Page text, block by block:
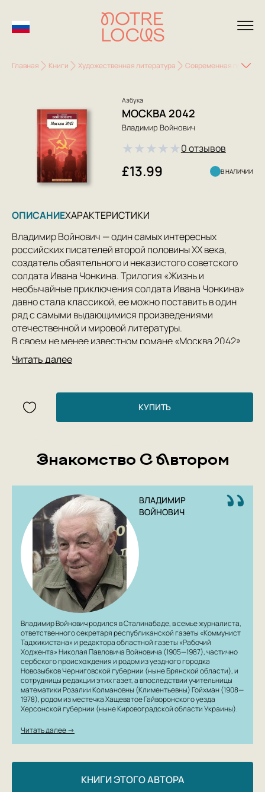
Главная Книги Художественная литература Современная проза
Азбука
МОСКВА 2042
Владимир Войнович
★★★★★0 отзывов
£13.99 В НАЛИЧИИ
ОПИСАНИЕХАРАКТЕРИСТИКИ
Владимир Войнович — один самых интересных
российских писателей второй половины ХХ века,
создатель обаятельного и неказистого советского
солдата Ивана Чонкина. Трилогия «Жизнь и
необычайные приключения солдата Ивана Чонкина»
давно стала классикой, ее можно поставить в один
ряд с самыми выдающимися произведениями
отечественной и мировой литературы.
В своем не менее известном романе «Москва 2042»
Владимир Войнович изобразил будущую столицу, где
наконец-то «впервые в истории» построен
городе. Московская коммунистическая республика
(МОСКОРЕП) отделена от всей остальной страны
высокой оградой с колючей проволокой, а что
писателя Виталия Карцева, угодившего в эту
сказочную Москву с помощью машины времени.
Роман был написал в 1986 году в эмиграции и, по
словам автора, многие его реалии нашли свое
неожиданное воплощение в современном обществе.
Читать далее
КУПИТЬ
Знакомство С Автором
ВЛАДИМИР
ВОЙНОВИЧ
Владимир Войнович родился в Сталинабаде, в семье журналиста,
ответственного секретаря республиканской газеты «Коммунист
Таджикистана» и редактора областной газеты «Рабочий
Ходжента» Николая Павловича Войновича (1905—1987), частично
сербского происхождения и родом из уездного городка
Новозыбков Черниговской губернии (ныне Брянской области), и
сотрудницы редакции этих газет, а впоследствии учительницы
математики Розалии Колмановны (Климентьевны) Гойхман (1908—
1978), родом из местечка Хащеватое Гайворонского уезда
Херсонской губернии (ныне Кировоградской области Украины).
Читать далее →
КНИГИ ЭТОГО АВТОРА